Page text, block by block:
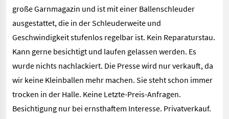
große Garnmagazin und ist mit einer Ballenschleuder
ausgestattet, die in der Schleuderweite und
Geschwindigkeit stufenlos regelbar ist. Kein Reparaturstau.
Kann gerne besichtigt und laufen gelassen werden. Es
wurde nichts nachlackiert. Die Presse wird nur verkauft, da
wir keine Kleinballen mehr machen. Sie steht schon immer
trocken in der Halle. Keine Letzte-Preis-Anfragen.
Besichtigung nur bei ernsthaftem Interesse. Privatverkauf.